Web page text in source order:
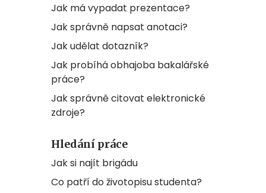
Jak má vypadat prezentace?
Jak správně napsat anotaci?
Jak udělat dotazník?
Jak probíhá obhajoba bakalářské
práce?
Jak správně citovat elektronické
zdroje?
Hledání práce
Jak si najít brigádu
Co patří do životopisu studenta?